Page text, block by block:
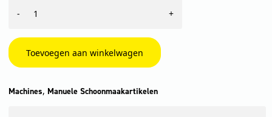
-
ECO!
+
Toevoegen aan winkelwagen
Machines, Manuele Schoonmaakartikelen